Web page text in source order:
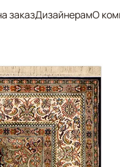
заказДизайнерамО